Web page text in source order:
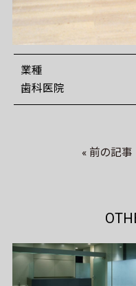
業種
歯科医院
« 前の記事